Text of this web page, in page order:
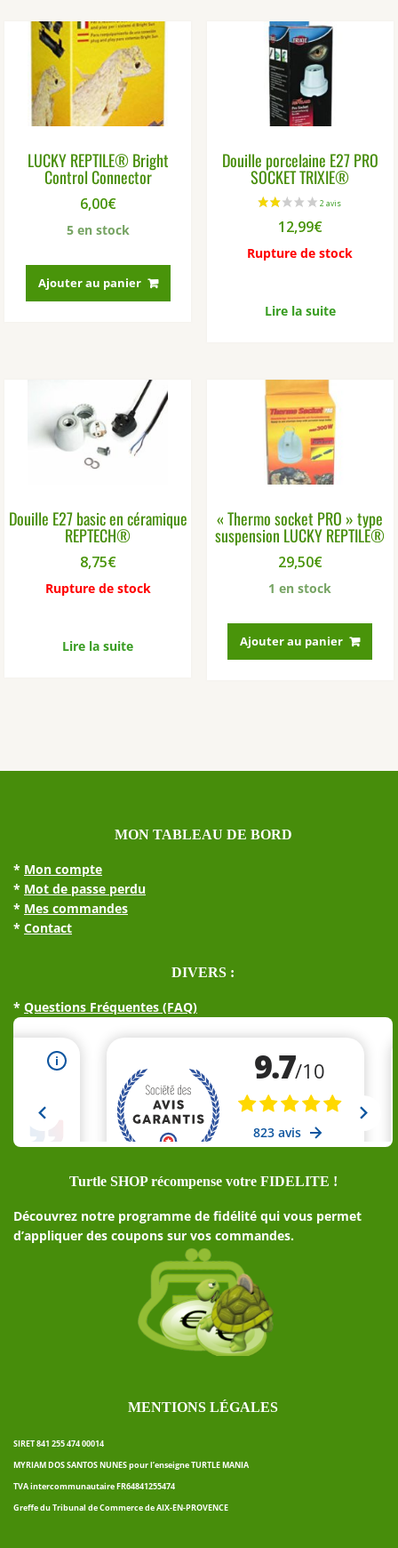
LUCKY REPTILE® Bright
Control Connector
6,00€
5 en stock
Ajouter au panier
Douille porcelaine E27 PRO
SOCKET TRIXIE®
12,99€
Rupture de stock
Lire la suite
Douille E27 basic en céramique
REPTECH®
8,75€
Rupture de stock
Lire la suite
« Thermo socket PRO » type
suspension LUCKY REPTILE®
29,50€
1 en stock
Ajouter au panier
MON TABLEAU DE BORD
* Mon compte
* Mot de passe perdu
* Mes commandes
* Contact
DIVERS :
* Questions Fréquentes (FAQ)
Turtle SHOP récompense votre FIDELITE !
Découvrez notre programme de fidélité qui vous permet
d’appliquer des coupons sur vos commandes.
MENTIONS LÉGALES
SIRET 841 255 474 00014
MYRIAM DOS SANTOS NUNES pour l’enseigne TURTLE MANIA
TVA intercommunautaire FR64841255474
Greffe du Tribunal de Commerce de AIX-EN-PROVENCE